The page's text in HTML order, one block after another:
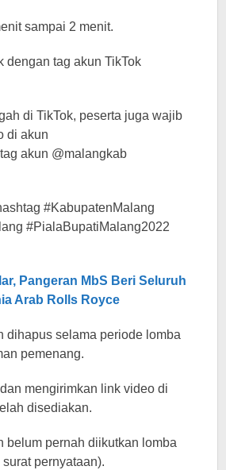
sampai 2 menit.
dengan tag akun TikTok
di TikTok, peserta juga wajib
di akun
akun @malangkab
#KabupatenMalang
#PialaBupatiMalang2022
Pangeran MbS Beri Seluruh
Arab Rolls Royce
dihapus selama periode lomba
pemenang.
mengirimkan link video di
disediakan.
belum pernah diikutkan lomba
pernyataan).